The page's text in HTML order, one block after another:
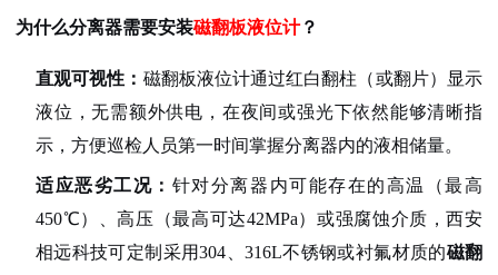
为什么分离器需要安装磁翻板液位计？
直观可视性： 磁翻板液位计通过红白翻柱（或翻片）显示
液位，无需额外供电，在夜间或强光下依然能够清晰指
示，方便巡检人员第一时间掌握分离器内的液相储量。
适应恶劣工况： 针对分离器内可能存在的高温（最高
450℃）、高压（最高可达42MPa）或强腐蚀介质，西安
相远科技可定制采用304、316L不锈钢或衬氟材质的磁翻